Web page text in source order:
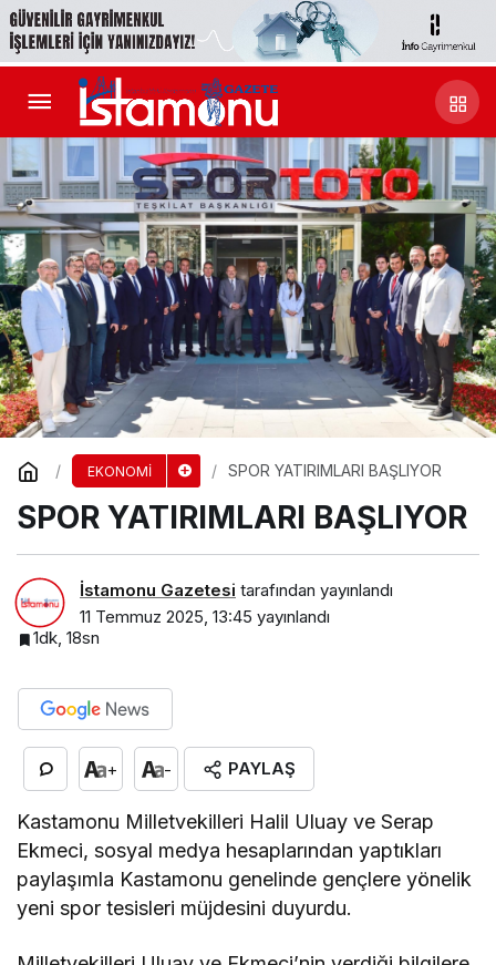
EKONOMİ SPOR YATIRIMLARI BAŞLIYOR
SPOR YATIRIMLARI BAŞLIYOR
İstamonu Gazetesi tarafından yayınlandı
11 Temmuz 2025, 13:45 yayınlandı
1dk, 18sn
+ - PAYLAŞ
Kastamonu Milletvekilleri Halil Uluay ve Serap
Ekmeci, sosyal medya hesaplarından yaptıkları
paylaşımla Kastamonu genelinde gençlere yönelik
yeni spor tesisleri müjdesini duyurdu.